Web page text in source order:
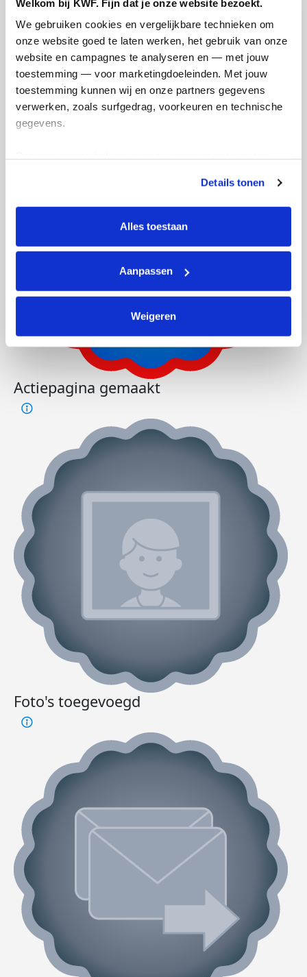
Welkom bij KWF. Fijn dat je onze website bezoekt.
We gebruiken cookies en vergelijkbare technieken om
onze website goed te laten werken, het gebruik van onze
website en campagnes te analyseren en — met jouw
toestemming — voor marketingdoeleinden. Met jouw
toestemming kunnen wij en onze partners gegevens
verwerken, zoals surfgedrag, voorkeuren en technische
gegevens.
tonen. Je kunt je toestemming op elk moment wijzigen of
intrekken via Cookie instellingen onderaan de pagina. De
lijst met cookies is te vinden in het tabblad “details”.
Details tonen
Alles toestaan
Aanpassen
Weigeren
Deel op
Toine's badges
Actiepagina gemaakt
Foto's toegevoegd